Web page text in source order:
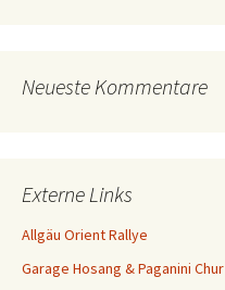
Neueste Kommentare
Externe Links
Allgäu Orient Rallye
Garage Hosang & Paganini Chur